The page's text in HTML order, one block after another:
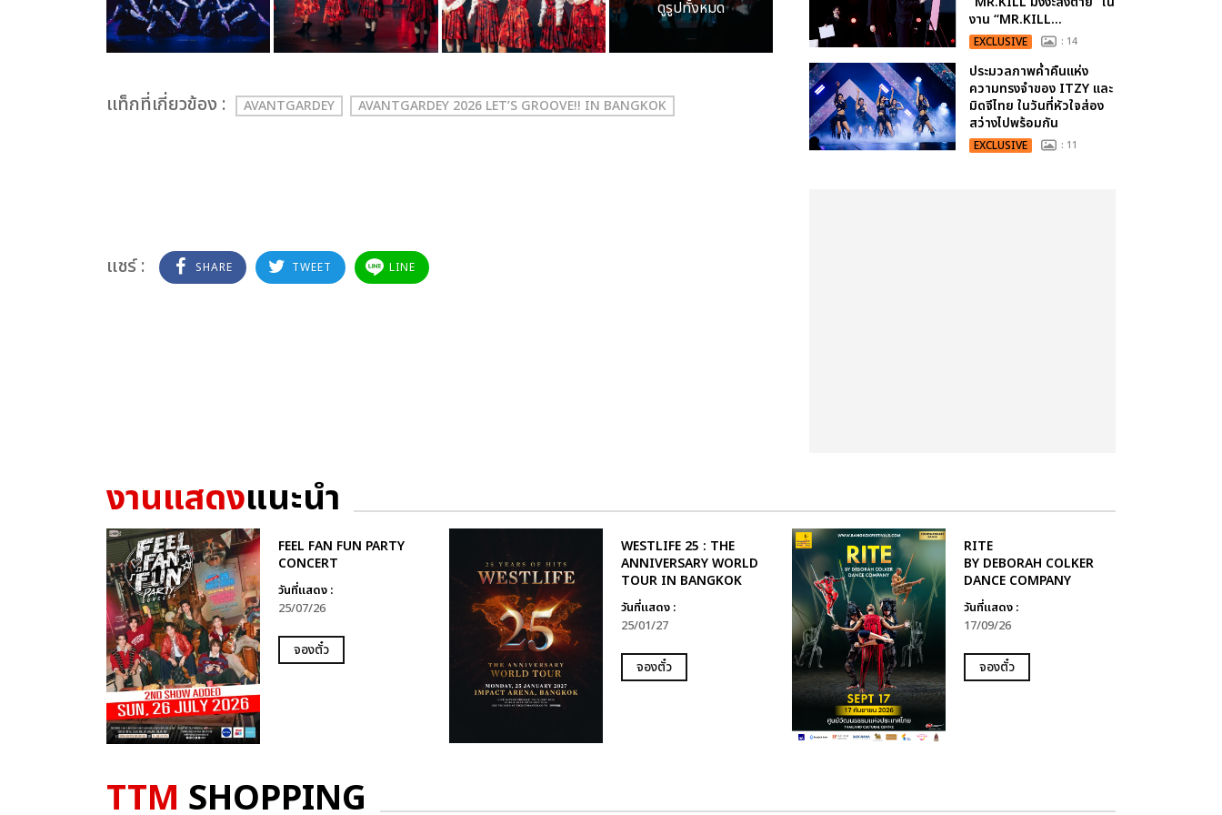
ดูรูปทั้งหมด
เเท็กที่เกี่ยวข้อง : AVANTGARDEY AVANTGARDEY 2026 LET’S GROOVE!! IN BANGKOK
แชร์ : SHARE TWEET LINE
งาน “MR.KILL...
EXCLUSIVE : 14
ประมวลภาพค่ำคืนแห่ง
ความทรงจำของ ITZY และ
มิดจีไทย ในวันที่หัวใจส่อง
สว่างไปพร้อมกัน
EXCLUSIVE : 11
งานแสดงแนะนำ
FEEL FAN FUN PARTY
CONCERT
วันที่แสดง :
25/07/26
จองตั๋ว
WESTLIFE 25 : THE
ANNIVERSARY WORLD
TOUR IN BANGKOK
วันที่แสดง :
25/01/27
จองตั๋ว
RITE
BY DEBORAH COLKER
DANCE COMPANY
วันที่แสดง :
17/09/26
จองตั๋ว
TTM SHOPPING